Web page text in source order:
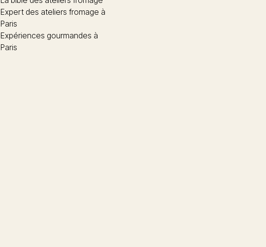
Expert des ateliers fromage à
Paris
Expériences gourmandes à
Paris